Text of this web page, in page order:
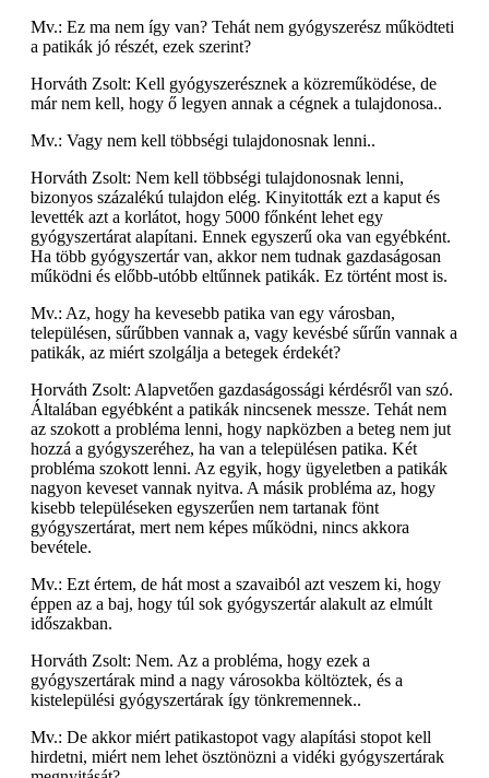
Mv.: Ez ma nem így van? Tehát nem gyógyszerész működteti
a patikák jó részét, ezek szerint?
Horváth Zsolt: Kell gyógyszerésznek a közreműködése, de
már nem kell, hogy ő legyen annak a cégnek a tulajdonosa..
Mv.: Vagy nem kell többségi tulajdonosnak lenni..
Horváth Zsolt: Nem kell többségi tulajdonosnak lenni,
bizonyos százalékú tulajdon elég. Kinyitották ezt a kaput és
levették azt a korlátot, hogy 5000 főnként lehet egy
gyógyszertárat alapítani. Ennek egyszerű oka van egyébként.
Ha több gyógyszertár van, akkor nem tudnak gazdaságosan
működni és előbb-utóbb eltűnnek patikák. Ez történt most is.
Mv.: Az, hogy ha kevesebb patika van egy városban,
településen, sűrűbben vannak a, vagy kevésbé sűrűn vannak a
patikák, az miért szolgálja a betegek érdekét?
Horváth Zsolt: Alapvetően gazdaságossági kérdésről van szó.
Általában egyébként a patikák nincsenek messze. Tehát nem
az szokott a probléma lenni, hogy napközben a beteg nem jut
hozzá a gyógyszeréhez, ha van a településen patika. Két
probléma szokott lenni. Az egyik, hogy ügyeletben a patikák
nagyon keveset vannak nyitva. A másik probléma az, hogy
kisebb településeken egyszerűen nem tartanak fönt
gyógyszertárat, mert nem képes működni, nincs akkora
bevétele.
Mv.: Ezt értem, de hát most a szavaiból azt veszem ki, hogy
éppen az a baj, hogy túl sok gyógyszertár alakult az elmúlt
időszakban.
Horváth Zsolt: Nem. Az a probléma, hogy ezek a
gyógyszertárak mind a nagy városokba költöztek, és a
kistelepülési gyógyszertárak így tönkremennek..
Mv.: De akkor miért patikastopot vagy alapítási stopot kell
hirdetni, miért nem lehet ösztönözni a vidéki gyógyszertárak